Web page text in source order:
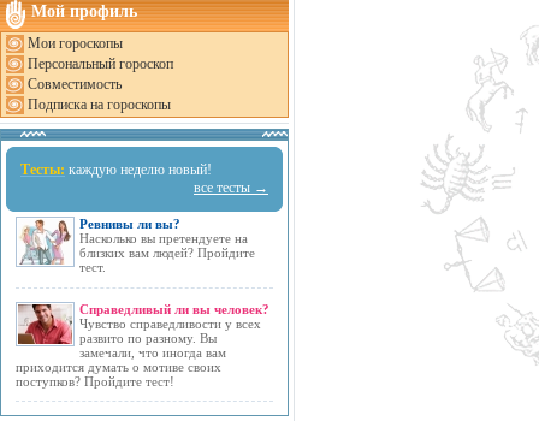
Мой профиль
Мои гороскопы
Персональный гороскоп
Совместимость
Подписка на гороскопы
Тесты: каждую неделю новый!
все тесты →
Ревнивы ли вы?
Насколько вы претендуете на
близких вам людей? Пройдите
тест.
Справедливый ли вы человек?
Чувство справедливости у всех
развито по разному. Вы
замечали, что иногда вам
приходится думать о мотиве своих
поступков? Пройдите тест!